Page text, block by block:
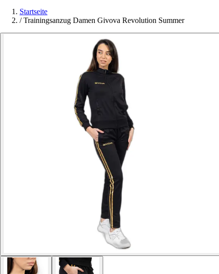
Startseite
/ Trainingsanzug Damen Givova Revolution Summer